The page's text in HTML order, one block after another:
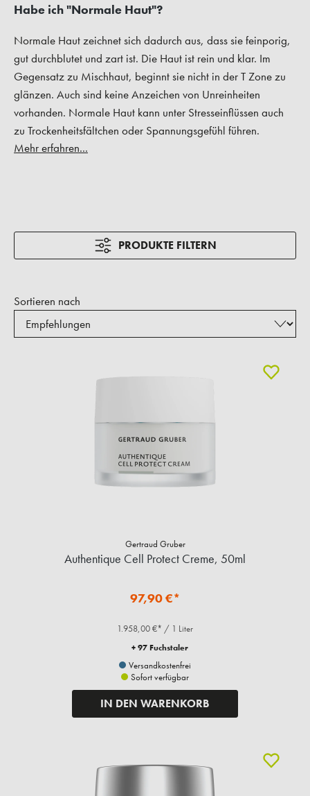
Habe ich "Normale Haut"?
Normale Haut zeichnet sich dadurch aus, dass sie feinporig,
gut durchblutet und zart ist. Die Haut ist rein und klar. Im
Gegensatz zu Mischhaut, beginnt sie nicht in der T Zone zu
glänzen. Auch sind keine Anzeichen von Unreinheiten
vorhanden. Normale Haut kann unter Stresseinflüssen auch
zu Trockenheitsfältchen oder Spannungsgefühl führen.
Mehr erfahren...
PRODUKTE FILTERN
Sortieren nach
Gertraud Gruber
Authentique Cell Protect Creme, 50ml
97,90 €*
1.958,00 €* / 1 Liter
+ 97 Fuchstaler
Versandkostenfrei
Sofort verfügbar
IN DEN WARENKORB